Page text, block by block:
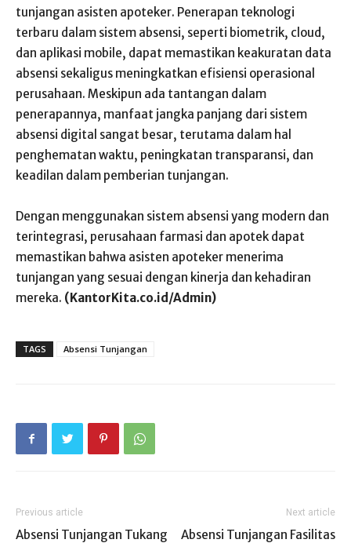
tunjangan asisten apoteker. Penerapan teknologi
terbaru dalam sistem absensi, seperti biometrik, cloud,
dan aplikasi mobile, dapat memastikan keakuratan data
absensi sekaligus meningkatkan efisiensi operasional
perusahaan. Meskipun ada tantangan dalam
penerapannya, manfaat jangka panjang dari sistem
absensi digital sangat besar, terutama dalam hal
penghematan waktu, peningkatan transparansi, dan
keadilan dalam pemberian tunjangan.
Dengan menggunakan sistem absensi yang modern dan
terintegrasi, perusahaan farmasi dan apotek dapat
memastikan bahwa asisten apoteker menerima
tunjangan yang sesuai dengan kinerja dan kehadiran
mereka. (KantorKita.co.id/Admin)
TAGS Absensi Tunjangan
Previous article
Absensi Tunjangan Tukang
Next article
Absensi Tunjangan Fasilitas